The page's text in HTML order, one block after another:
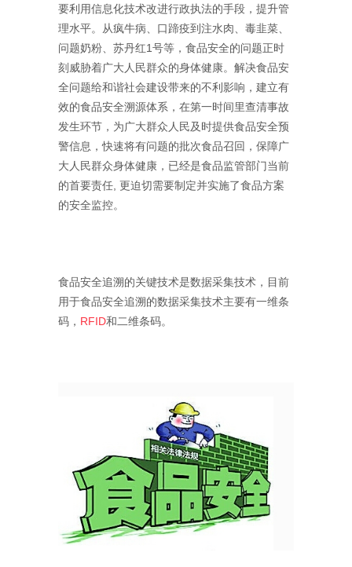
要利用信息化技术改进行政执法的手段，提升管
理水平。从疯牛病、口蹄疫到注水肉、毒韭菜、
问题奶粉、苏丹红1号等，食品安全的问题正时
刻威胁着广大人民群众的身体健康。解决食品安
全问题给和谐社会建设带来的不利影响，建立有
效的食品安全溯源体系，在第一时间里查清事故
发生环节，为广大群众人民及时提供食品安全预
警信息，快速将有问题的批次食品召回，保障广
大人民群众身体健康，已经是食品监管部门当前
的首要责任, 更迫切需要制定并实施了食品方案
的安全监控。
食品安全追溯的关键技术是数据采集技术，目前
用于食品安全追溯的数据采集技术主要有一维条
码， RFID和二维条码。